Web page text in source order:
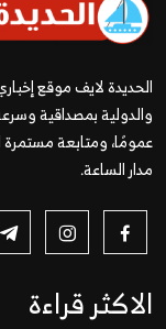
الحديدة لايف موقع
والدولية بمصداقية
عمومًا، ومتابعة مستمرة
مدار الساعة.
الاكثر قراءة